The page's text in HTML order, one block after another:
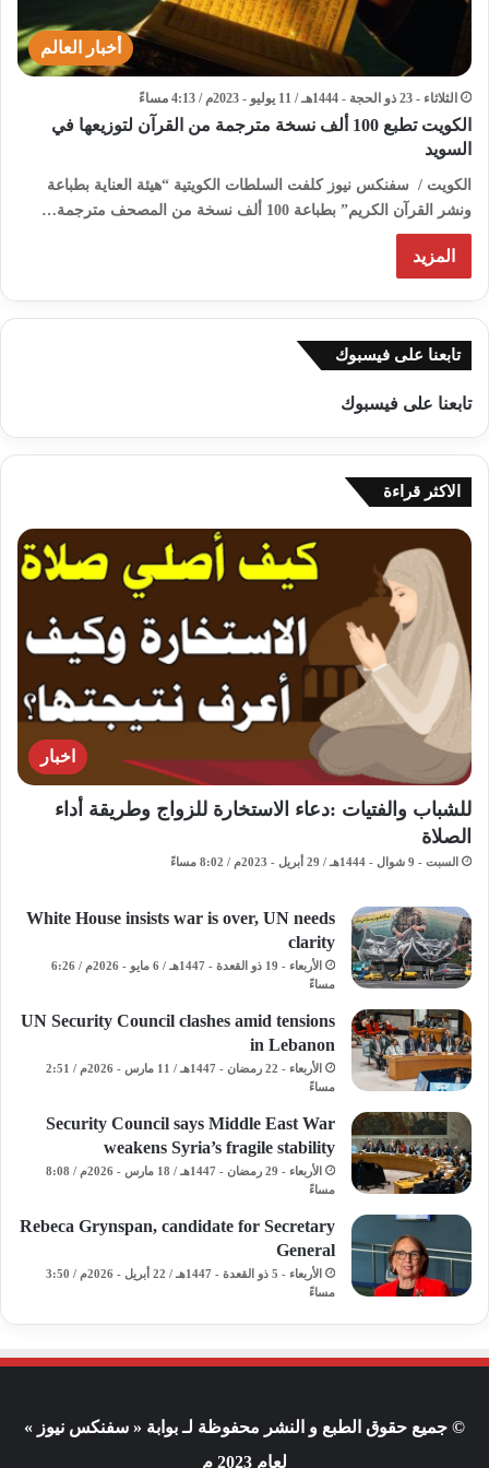
أخبار العالم
الثلاثاء - 23 ذو الحجة - 1444هـ / 11 يوليو - 2023م / 4:13 مساءً
الكويت تطبع 100 ألف نسخة مترجمة من القرآن لتوزيعها في
السويد
الكويت / سفنكس نيوز كلفت السلطات الكويتية “هيئة العناية بطباعة
ونشر القرآن الكريم” بطباعة 100 ألف نسخة من المصحف مترجمة…
المزيد
تابعنا على فيسبوك
تابعنا على فيسبوك
الاكثر قراءة
اخبار
للشباب والفتيات :دعاء الاستخارة للزواج وطريقة أداء
الصلاة
السبت - 9 شوال - 1444هـ / 29 أبريل - 2023م / 8:02 مساءً
White House insists war is over, UN needs
clarity
الأربعاء - 19 ذو القعدة - 1447هـ / 6 مايو - 2026م / 6:26
مساءً
UN Security Council clashes amid tensions
in Lebanon
الأربعاء - 22 رمضان - 1447هـ / 11 مارس - 2026م / 2:51
مساءً
Security Council says Middle East War
weakens Syria’s fragile stability
الأربعاء - 29 رمضان - 1447هـ / 18 مارس - 2026م / 8:08
مساءً
Rebeca Grynspan, candidate for Secretary
General
الأربعاء - 5 ذو القعدة - 1447هـ / 22 أبريل - 2026م / 3:50
مساءً
© جميع حقوق الطبع و النشر محفوظة لـ بوابة « سفنكس نيوز »
لعام 2023 م